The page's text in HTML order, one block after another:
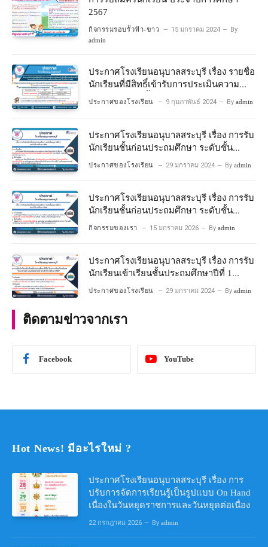
2567
กิจกรรมรอบรั้วฟ้า-ขาว 15 มกราคม 2024 By
admin
ประกาศโรงเรียนอนุบาลสระบุรี เรื่อง รายชื่อ
นักเรียนที่มีสิทธิ์เข้ารับการประเมินความ
พร้อมเข้าเรียนชั้นประถมศึกษาปีที่ 1
ประกาศของโรงเรียน 9 กุมภาพันธ์ 2024 By admin
ประกาศโรงเรียนอนุบาลสระบุรี เรื่อง การรับ
นักเรียนชั้นก่อนประถมศึกษา ระดับชั้น
ประกาศของโรงเรียน 29 มกราคม 2024 By admin
ประกาศโรงเรียนอนุบาลสระบุรี เรื่อง การรับ
นักเรียนชั้นก่อนประถมศึกษา ระดับชั้น
อนุบาลปีที่ ๒ ประจำปีการศึกษา ๒๕๖๙
กิจกรรมของเรา 15 มกราคม 2026 By admin
ประกาศโรงเรียนอนุบาลสระบุรี เรื่อง การรับ
นักเรียนเข้าเรียนชั้นประถมศึกษาปีที่ 1
โครงการห้องเรียนพิเศษ วิทยาศาสตร์ และ
ประกาศของโรงเรียน 29 มกราคม 2024 By admin
ติดตามข่าวจากเรา
Facebook YouTube
Hot News! มีอะไรใหม่ ?
ประกาศโรงเรียนอนุบาลสระบุรี เรื่อง การ
ปรับการจัดการเรียนรู้เป็นรูปแบบ On Hand
เนื่องในวันหยุดราชการและวันหยุดต่อเนื่อง
22 กรกฎาคม 2026 By admin